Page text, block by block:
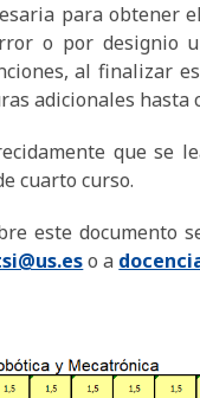
para obtener
o por designio
al finalizar
adicionales hasta
que se
cuarto curso.
este documento
o a